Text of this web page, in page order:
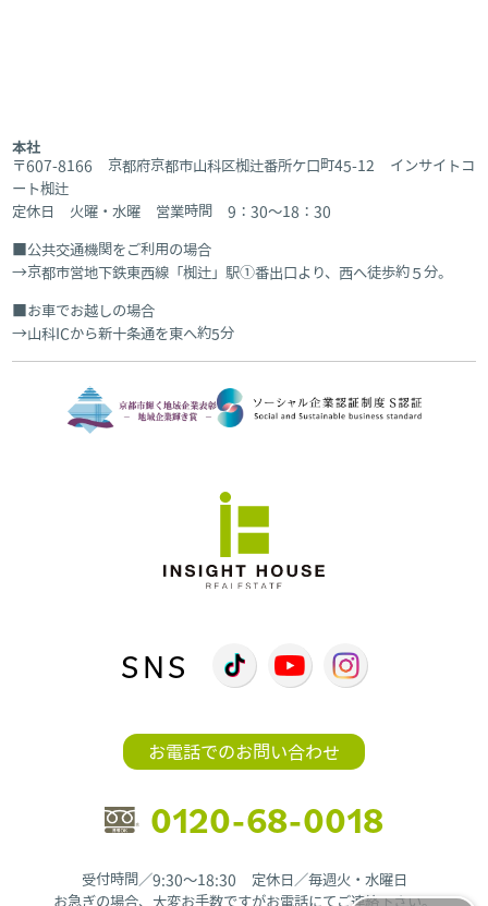
本社
〒607-8166 京都府京都市山科区椥辻番所ケ口町45-12 インサイトコ
ート椥辻
定休日 火曜・水曜 営業時間 9：30～18：30
公共交通機関をご利用の場合
京都市営地下鉄東西線「椥辻」駅①番出口より、西へ徒歩約５分。
お車でお越しの場合
山科ICから新十条通を東へ約5分
SNS
お電話でのお問い合わせ
0120-68-0018
受付時間／9:30〜18:30 定休日／毎週火・水曜日
お急ぎの場合、大変お手数ですがお電話にてご連絡下さい。